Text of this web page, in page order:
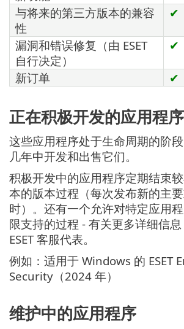
与将来的第三方版本的兼容
性
✔
漏洞和错误修复（由 ESET
自行决定）
✔
新订单 ✔
正在积极开发的应用程序
这些应用程序处于生命周期的阶
几年中开发和出售它们。
积极开发中的应用程序定期结束
本的版本过程（每次发布新的主
时）。还有一个允许对特定应用
限支持的过程 - 有关更多详细信
ESET 客服代表。
例如：适用于 Windows 的 ESET
Security（2024 年）
维护中的应用程序